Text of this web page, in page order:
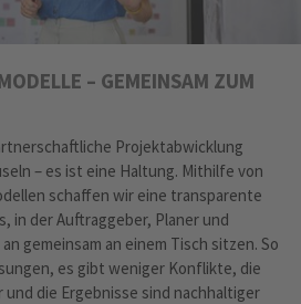
– GEMEINSAM ZUM
Projektabwicklung
– es ist eine Haltung. Mithilfe von
schaffen wir eine transparente
in der Auftraggeber, Planer und
gemeinsam an einem Tisch sitzen. So
es gibt weniger Konflikte, die
die Ergebnisse sind nachhaltiger